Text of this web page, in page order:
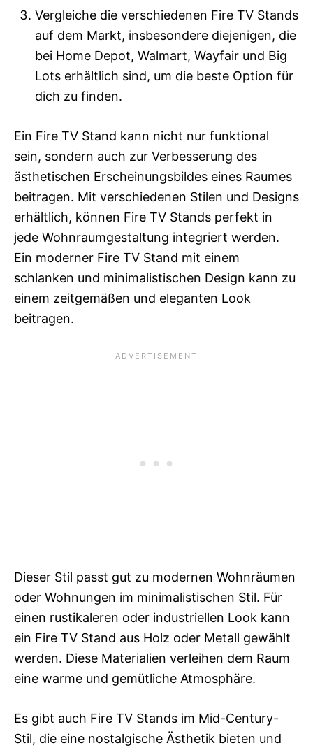
Vergleiche die verschiedenen Fire TV Stands
auf dem Markt, insbesondere diejenigen, die
bei Home Depot, Walmart, Wayfair und Big
Lots erhältlich sind, um die beste Option für
dich zu finden.
Ein Fire TV Stand kann nicht nur funktional
sein, sondern auch zur Verbesserung des
ästhetischen Erscheinungsbildes eines Raumes
beitragen. Mit verschiedenen Stilen und Designs
erhältlich, können Fire TV Stands perfekt in
jede Wohnraumgestaltung integriert werden.
Ein moderner Fire TV Stand mit einem
schlanken und minimalistischen Design kann zu
einem zeitgemäßen und eleganten Look
beitragen.
Dieser Stil passt gut zu modernen Wohnräumen
oder Wohnungen im minimalistischen Stil. Für
einen rustikaleren oder industriellen Look kann
ein Fire TV Stand aus Holz oder Metall gewählt
werden. Diese Materialien verleihen dem Raum
eine warme und gemütliche Atmosphäre.
Es gibt auch Fire TV Stands im Mid-Century-
Stil, die eine nostalgische Ästhetik bieten und